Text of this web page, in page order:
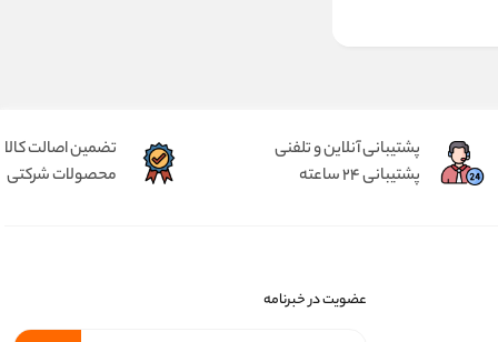
پشتیبانی آنلاین و تلفنی
پشتیبانی 24 ساعته
تضمین اصالت کالا
محصولات شرکتی
عضویت در خبرنامه